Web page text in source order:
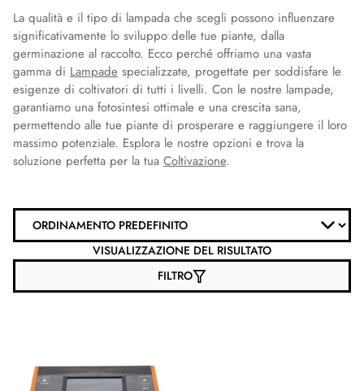
La qualità e il tipo di lampada che scegli possono influenzare
significativamente lo sviluppo delle tue piante, dalla
germinazione al raccolto. Ecco perché offriamo una vasta
gamma di Lampade specializzate, progettate per soddisfare le
esigenze di coltivatori di tutti i livelli. Con le nostre lampade,
garantiamo una fotosintesi ottimale e una crescita sana,
permettendo alle tue piante di prosperare e raggiungere il loro
massimo potenziale. Esplora le nostre opzioni e trova la
soluzione perfetta per la tua Coltivazione.
VISUALIZZAZIONE DEL RISULTATO
FILTRO